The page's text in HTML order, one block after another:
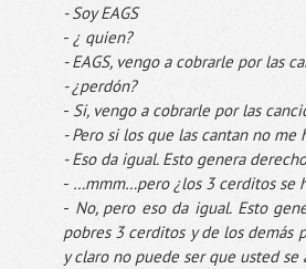
- SoyEAGS
- ¿ quien?
-EAGS, vengo a cobrarle por las
- ¿perdón?
- Si, vengo a cobrarle por las
- Pero si los que las cantan no me
- Eso da igual. Esto genera
- …mmm…pero ¿los 3cerditosse
- No, pero eso da igual. Esto
pobres 3cerditosy de los demás
y claro no puede ser que usted se